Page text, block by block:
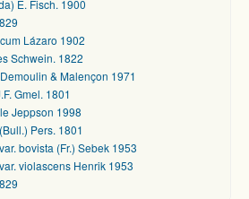
E. Fisch. 1900
Lázaro 1902
Schwein. 1822
& Malençon 1971
Gmel. 1801
Jeppson 1998
Pers. 1801
bovista (Fr.) Sebek 1953
violascens Henrik 1953